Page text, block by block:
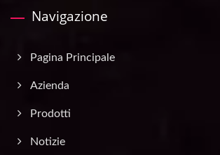
Navigazione
Pagina Principale
Azienda
Prodotti
Notizie